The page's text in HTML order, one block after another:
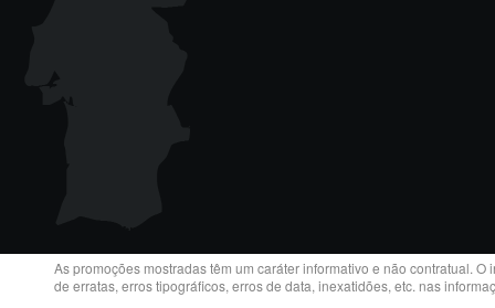
As promoções mostradas têm um caráter informativo e não contratual.
de erratas, erros tipográficos, erros de data, inexatidões, etc. nas